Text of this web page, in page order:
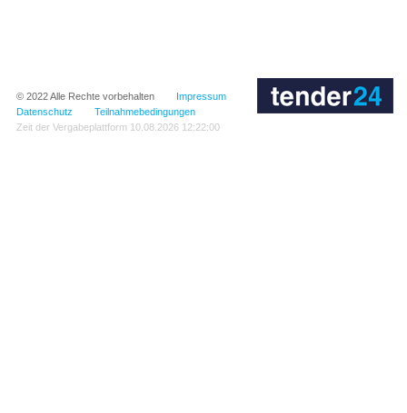
© 2022Alle Rechte vorbehalten
Impressum
Datenschutz
Teilnahmebedingungen
Zeit der Vergabeplattform 10.08.2026 12:22:00